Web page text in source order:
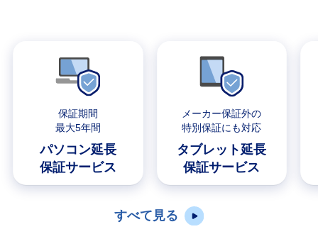
保証期間
最大5年間
パソコン延長
保証サービス
メーカー保証外の
特別保証にも対応
タブレット延長
保証サービス
すべて見る